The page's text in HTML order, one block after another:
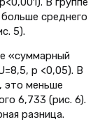
среднего
5).
«суммарный
p <0,05). В
это меньше
6,733 (рис. 6).
разница.